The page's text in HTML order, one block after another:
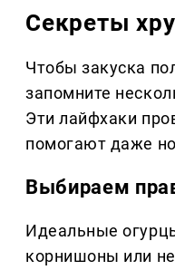
Секреты
Чтобы закуска
запомните
Эти лайфхаки
помогают даже
Выбираем
Идеальные
корнишоны или